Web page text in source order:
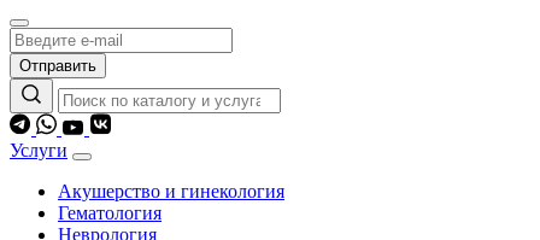
Отправить
Услуги
Акушерство и гинекология
Гематология
Неврология